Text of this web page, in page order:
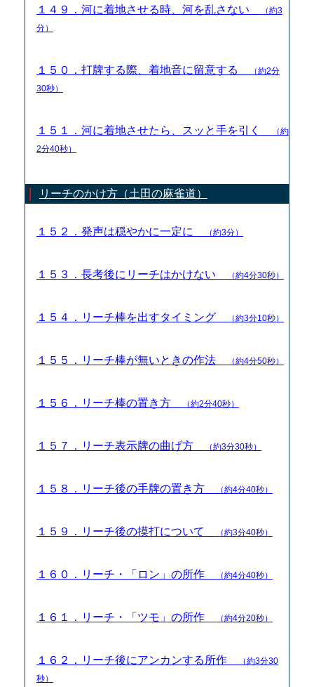
１４９．河に着地させる時、河を乱さない
（約3
分）
１５０．打牌する際、着地音に留意する
（約2分
30秒）
１５１．河に着地させたら、スッと手を引く
（約
2分40秒）
リーチのかけ方（土田の麻雀道）
１５２．発声は穏やかに一定に （約3分）
１５３．長考後にリーチはかけない （約4分30秒）
１５４．リーチ棒を出すタイミング （約3分10秒）
１５５．リーチ棒が無いときの作法 （約4分50秒）
１５６．リーチ棒の置き方 （約2分40秒）
１５７．リーチ表示牌の曲げ方 （約3分30秒）
１５８．リーチ後の手牌の置き方 （約4分40秒）
１５９．リーチ後の摸打について （約3分40秒）
１６０．リーチ・「ロン」の所作 （約4分40秒）
１６１．リーチ・「ツモ」の所作 （約4分20秒）
１６２．リーチ後にアンカンする所作
（約3分30
秒）